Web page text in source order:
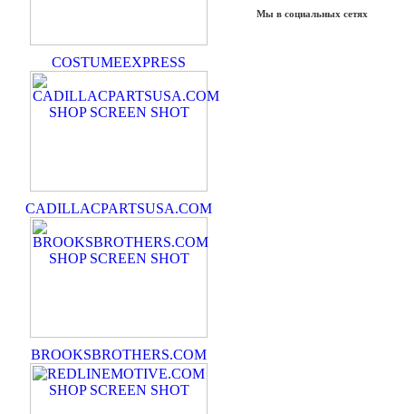
COSTUMEEXPRESS
CADILLACPARTSUSA.COM
BROOKSBROTHERS.COM
Мы в социальных сетях